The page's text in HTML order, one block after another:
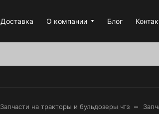
Доставка О компании Блог
Запчасти на тракторы и бульдозеры чтз –